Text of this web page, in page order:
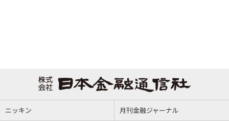
ニッキン 月刊金融ジャーナル